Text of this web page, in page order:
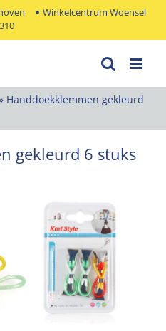
Winkelcentrum Woensel
310
Handdoekklemmen gekleurd
gekleurd 6 stuks